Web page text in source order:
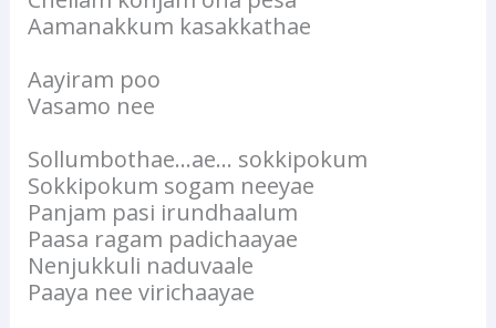
Aamanakkum kasakkathae
Aayiram poo
Vasamo nee
Sollumbothae…ae… sokkipokum
Sokkipokum sogam neeyae
Panjam pasi irundhaalum
Paasa ragam padichaayae
Nenjukkuli naduvaale
Paaya nee virichaayae